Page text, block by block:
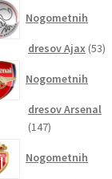
Nogometnih
dresov Ajax 5353
Nogometnih
dresov Arsenal
147147
Nogometnih